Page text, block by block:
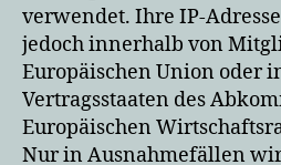
verwendet. Ihre IP-
jedoch innerhalb von
Europäischen Union oder
Vertragsstaaten des
Europäischen
Nur in Ausnahmefällen